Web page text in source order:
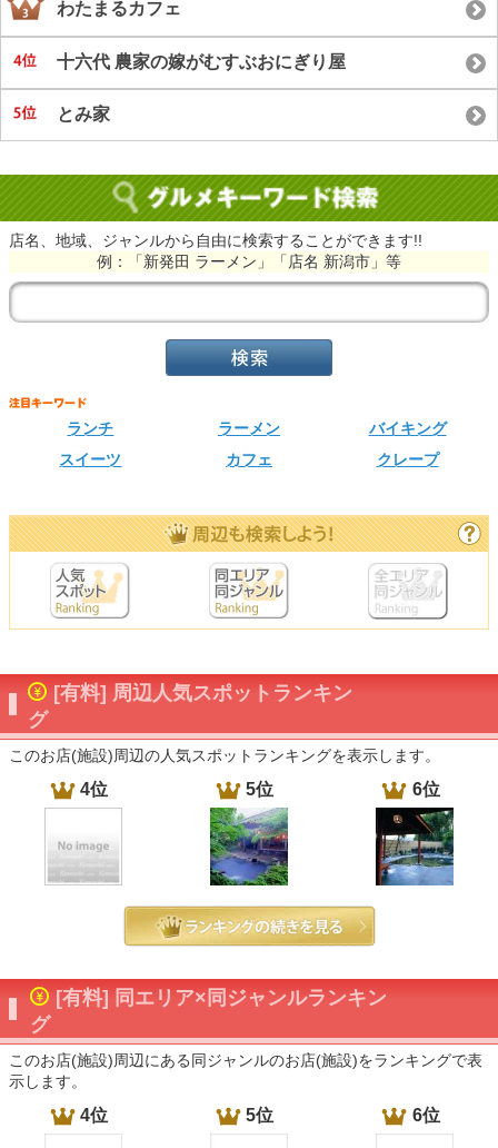
わたまるカフェ
十六代 農家の嫁がむすぶおにぎり屋
とみ家
店名、地域、ジャンルから自由に検索することができます!!
例：「新発田 ラーメン」「店名 新潟市」等
ランチ ラーメン
バイキング
スイーツ
カフェ クレープ
[有料] 周辺人気スポットランキン
グ
このお店(施設)周辺の人気スポットランキングを表示します。
4位 5位 6位
[有料] 同エリア×同ジャンルランキン
グ
このお店(施設)周辺にある同ジャンルのお店(施設)をランキングで表
示します。
4位 5位 6位